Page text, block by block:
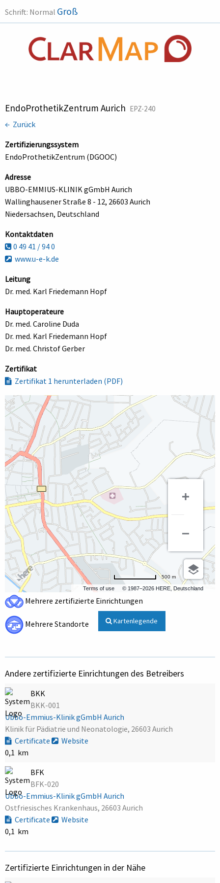
Schrift: Normal Groß
EndoProthetikZentrum Aurich EPZ-240
← Zurück
Zertifizierungssystem
EndoProthetikZentrum (DGOOC)
Adresse
UBBO-EMMIUS-KLINIK gGmbH Aurich
Wallinghausener Straße 8 - 12, 26603 Aurich
Niedersachsen, Deutschland
Kontaktdaten
0 49 41 / 94 0
www.u-e-k.de
Leitung
Dr. med. Karl Friedemann Hopf
Hauptoperateure
Dr. med. Caroline Duda
Dr. med. Karl Friedemann Hopf
Dr. med. Christof Gerber
Zertifikat
Zertifikat 1 herunterladen (PDF)
Terms of use © 1987–2026 HERE, Deutschland
500 m
Mehrere zertifizierte Einrichtungen
Mehrere Standorte Kartenlegende
Andere zertifizierte Einrichtungen des Betreibers
BKK
BKK-001
Ubbo-Emmius-Klinik gGmbH Aurich
Klinik für Pädiatrie und Neonatologie, 26603 Aurich
Certificate
Website
0,1 km
BFK
BFK-020
Ubbo-Emmius-Klinik gGmbH Aurich
Ostfriesisches Krankenhaus, 26603 Aurich
Certificate
Website
0,1 km
Zertifizierte Einrichtungen in der Nähe